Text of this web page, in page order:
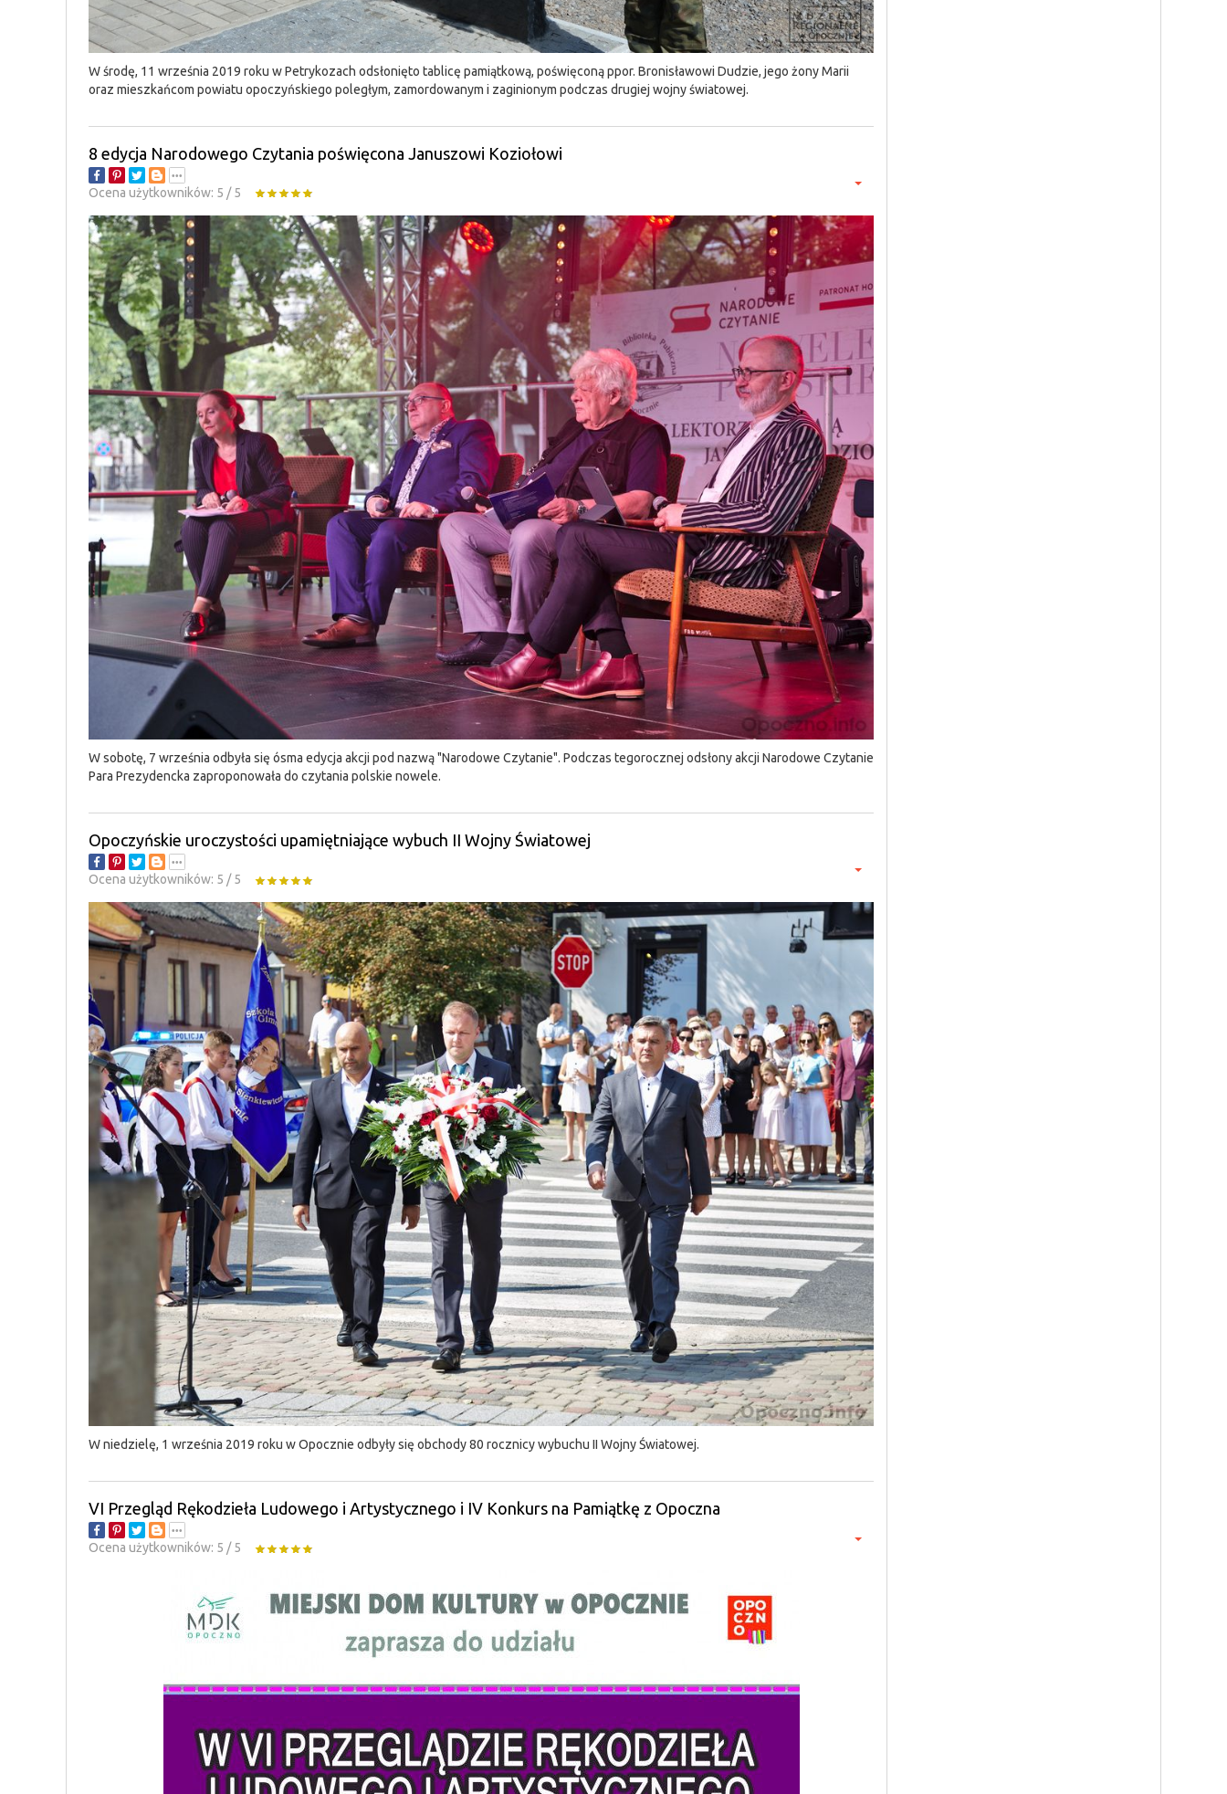
W środę, 11 września 2019 roku w Petrykozach odsłonięto tablicę pamiątkową, poświęconą ppor. Bronisławowi Dudzie, jego żony Marii
oraz mieszkańcom powiatu opoczyńskiego poległym, zamordowanym i zaginionym podczas drugiej wojny światowej.
8 edycja Narodowego Czytania poświęcona Januszowi Koziołowi
Ocena użytkowników: 5 /5
W sobotę, 7 września odbyła się ósma edycja akcji pod nazwą "Narodowe Czytanie". Podczas tegorocznej odsłony akcji Narodowe Czytanie
Para Prezydencka zaproponowała do czytania polskie nowele.
Opoczyńskie uroczystości upamiętniające wybuch II Wojny Światowej
Ocena użytkowników: 5 /5
W niedzielę, 1 września 2019 roku w Opocznie odbyły się obchody 80 rocznicy wybuchu II Wojny Światowej.
VI Przegląd Rękodzieła Ludowego i Artystycznego i IV Konkurs na Pamiątkę z Opoczna
Ocena użytkowników: 5 /5